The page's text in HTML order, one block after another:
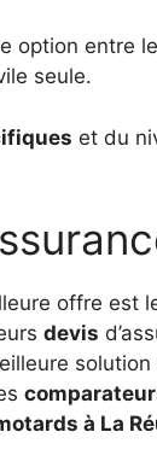
option entre
seule.
et du
offre est
devis
à La